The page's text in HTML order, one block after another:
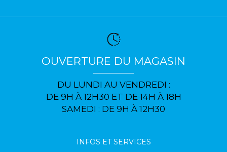
OUVERTURE DU MAGASIN
DU LUNDI AU VENDREDI :
DE 9H À 12H30 ET DE 14H À 18H
SAMEDI : DE 9H À 12H30
INFOS ET SERVICES